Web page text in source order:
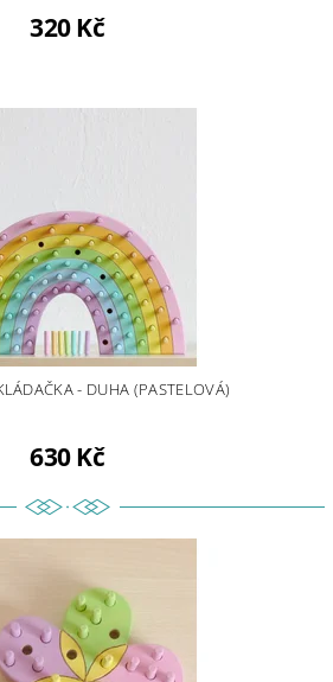
320 Kč
- DUHA (PASTELOVÁ)
630 Kč